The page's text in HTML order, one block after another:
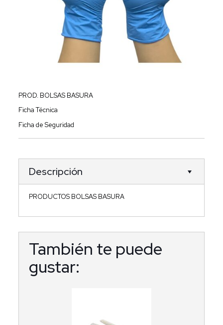
PROD. BOLSAS BASURA
Ficha Técnica
Ficha de Seguridad
Descripción
PRODUCTOS BOLSAS BASURA
También te puede
gustar: